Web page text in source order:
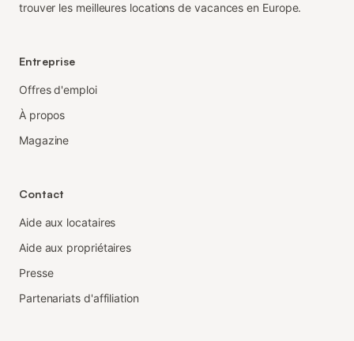
trouver les meilleures locations de vacances en Europe.
Entreprise
Offres d'emploi
À propos
Magazine
Contact
Aide aux locataires
Aide aux propriétaires
Presse
Partenariats d'affiliation